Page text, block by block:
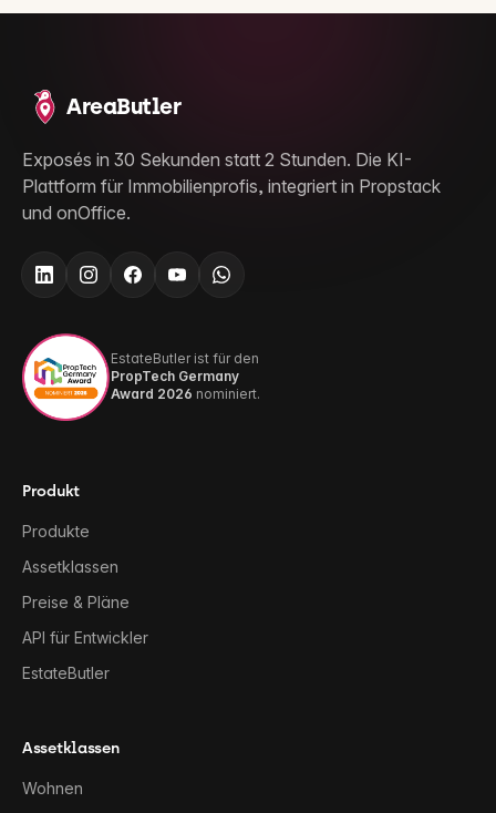
AreaButler
Exposés in 30 Sekunden statt 2 Stunden. Die KI-
Plattform für Immobilienprofis, integriert in Propstack
und onOffice.
EstateButler ist für den
PropTech Germany
Award 2026 nominiert.
Produkt
Produkte
Assetklassen
Preise & Pläne
API für Entwickler
EstateButler
Assetklassen
Wohnen